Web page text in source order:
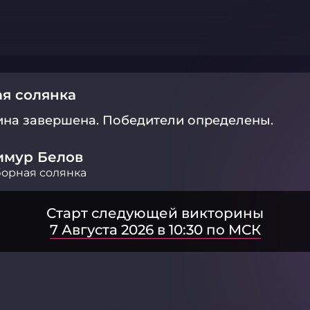
солянка
завершена. Победители определены.
Белов
солянка
Старт следующей викторины
7 Августа 2026 в 10:30 по МСК